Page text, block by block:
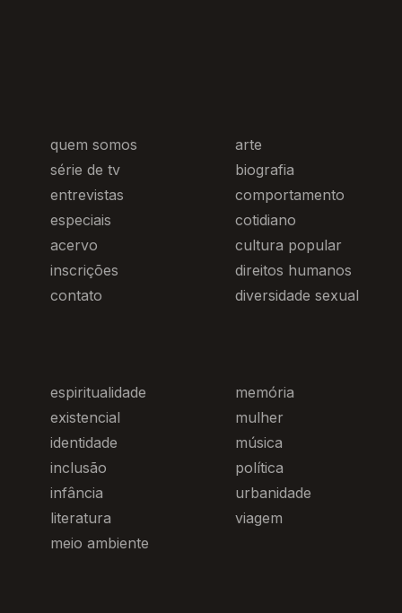
quem somos
série de tv
entrevistas
especiais
acervo
inscrições
contato
arte
biografia
comportamento
cotidiano
cultura popular
direitos humanos
diversidade sexual
espiritualidade
existencial
identidade
inclusão
infância
literatura
meio ambiente
memória
mulher
música
política
urbanidade
viagem